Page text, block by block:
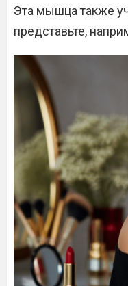
Эта мышца также
представьте,